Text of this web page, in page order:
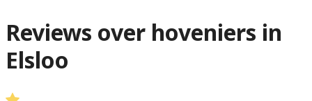
Reviews over hoveniers in
Elsloo